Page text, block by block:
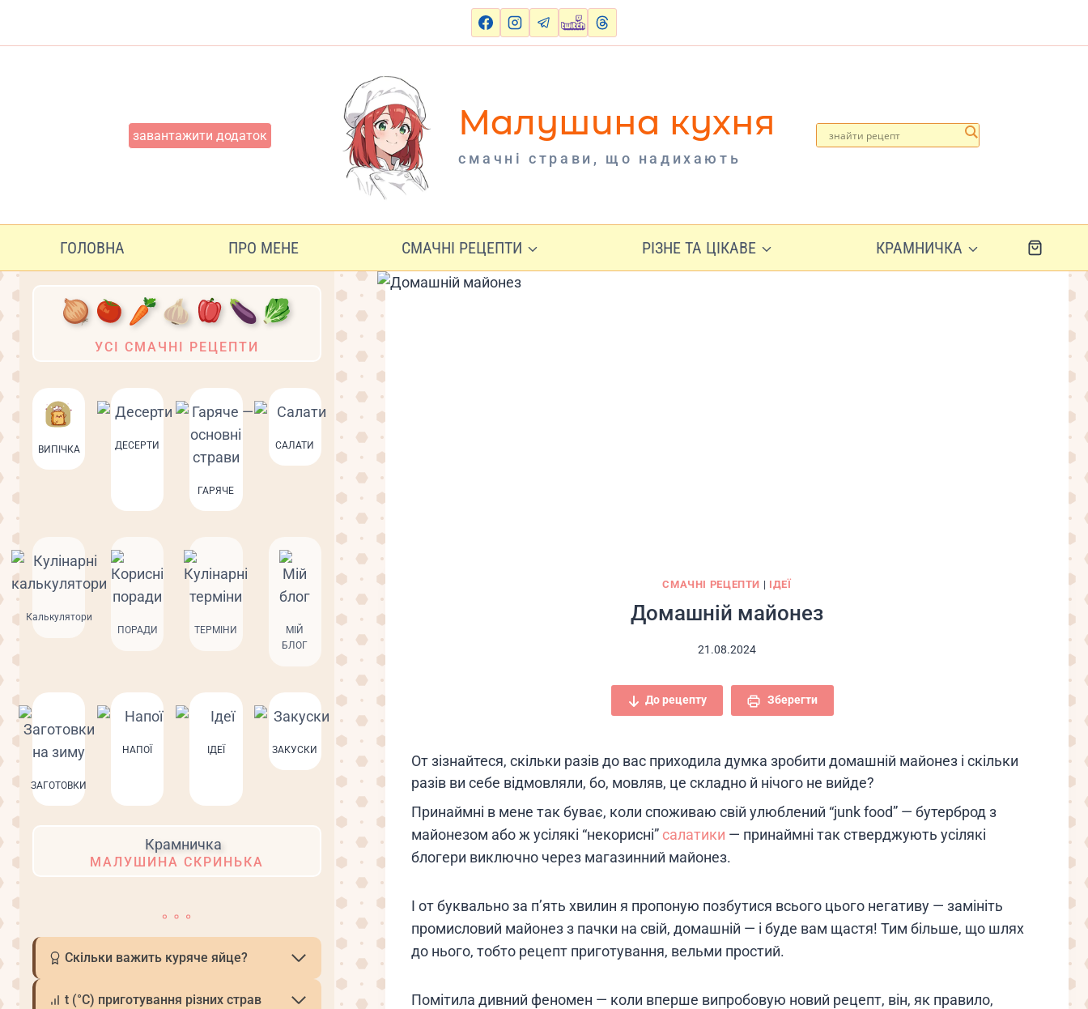
завантажити додаток Малушина кухня
cмачні страви, що надихають
ГОЛОВНА ПРО МЕНЕ СМАЧНІ РЕЦЕПТИ РІЗНЕ ТА ЦІКАВЕ КРАМНИЧКА
СМАЧНІ РЕЦЕПТИ | ІДЕЇ
Домашній майонез
21.08.2024
До рецепту Зберегти
От зізнайтеся, скільки разів до вас приходила думка зробити домашній майонез і скільки
разів ви себе відмовляли, бо, мовляв, це складно й нічого не вийде?
Принаймні в мене так буває, коли споживаю свій улюблений “junk food” — бутерброд з
майонезом або ж усілякі “некорисні” салатики — принаймні так стверджують усілякі
блогери виключно через магазинний майонез.
І от буквально за п’ять хвилин я пропоную позбутися всього цього негативу — замініть
промисловий майонез з пачки на свій, домашній — і буде вам щастя! Тим більше, що шлях
до нього, тобто рецепт приготування, вельми простий.
Помітила дивний феномен — коли вперше випробовую новий рецепт, він, як правило,
УСІ СМАЧНІ РЕЦЕПТИ
ВИПІЧКА ДЕСЕРТИ
ГАРЯЧЕ
САЛАТИ
Калькулятори
ПОРАДИ
ТЕРМІНИ
МІЙ
БЛОГ
ЗАГОТОВКИ
НАПОЇ ІДЕЇ ЗАКУСКИ
МАЛУШИНА СКРИНЬКА
Скільки важить куряче яйце?
t (°С) приготування різних страв